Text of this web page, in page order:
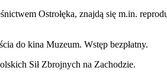
Ostrołęka, znajdą się m.in.
do kina Muzeum. Wstęp bezpłatny.
Sił Zbrojnych na Zachodzie.